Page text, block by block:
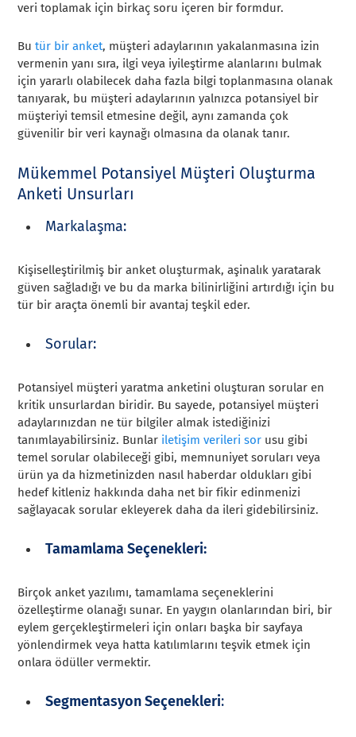
veri toplamak için birkaç soru içeren bir formdur.
Butür bir anket, müşteri adaylarının yakalanmasına izin
vermenin yanı sıra, ilgi veya iyileştirme alanlarını bulmak
için yararlı olabilecek daha fazla bilgi toplanmasına olanak
tanıyarak, bu müşteri adaylarının yalnızca potansiyel bir
müşteriyi temsil etmesine değil, aynı zamanda çok
güvenilir bir veri kaynağı olmasına da olanak tanır.
Mükemmel Potansiyel Müşteri Oluşturma
Anketi Unsurları
Markalaşma:
Kişiselleştirilmiş bir anket oluşturmak, aşinalık yaratarak
güven sağladığı ve bu da marka bilinirliğini artırdığı için bu
tür bir araçta önemli bir avantaj teşkil eder.
Sorular:
Potansiyel müşteri yaratma anketini oluşturan sorular en
kritik unsurlardan biridir. Bu sayede, potansiyel müşteri
adaylarınızdan ne tür bilgiler almak istediğinizi
tanımlayabilirsiniz. Bunlar iletişim verileri sor usu gibi
temel sorular olabileceği gibi, memnuniyet soruları veya
ürün ya da hizmetinizden nasıl haberdar oldukları gibi
hedef kitleniz hakkında daha net bir fikir edinmenizi
sağlayacak sorular ekleyerek daha da ileri gidebilirsiniz.
Tamamlama Seçenekleri:
Birçok anket yazılımı, tamamlama seçeneklerini
özelleştirme olanağı sunar. En yaygın olanlarından biri, bir
eylem gerçekleştirmeleri için onları başka bir sayfaya
yönlendirmek veya hatta katılımlarını teşvik etmek için
onlara ödüller vermektir.
Segmentasyon Seçenekleri: